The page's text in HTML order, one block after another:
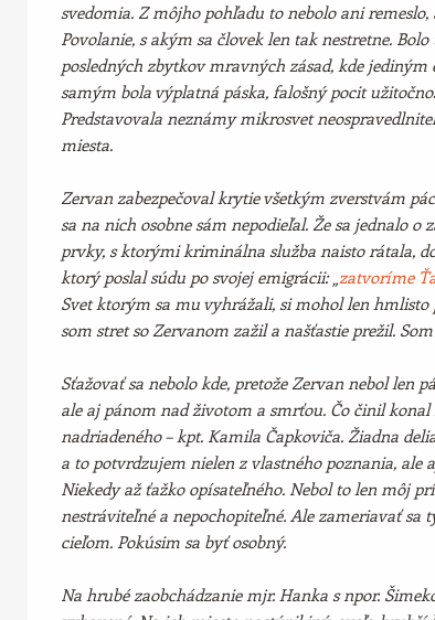
svedomia. Z môjho pohľadu to nebolo ani
Povolanie, s akým sa človek len tak nestretne.
posledných zbytkov mravných zásad, kde jediným
samým bola výplatná páska, falošný pocit
Predstavovala neznámy mikrosvet
miesta.
Zervan zabezpečoval krytie všetkým zverstvám
sa na nich osobne sám nepodieľal. Že sa jednalo o
prvky, s ktorými kriminálna služba naisto rátala,
ktorý poslal súdu po svojej emigrácii: „zatvoríme
Svet ktorým sa mu vyhrážali, si mohol len hmlisto
som stret so Zervanom zažil a našťastie prežil.
Sťažovať sa nebolo kde, pretože Zervan nebol len
ale aj pánom nad životom a smrťou. Čo činil
nadriadeného – kpt. Kamila Čapkoviča. Žiadna
a to potvrdzujem nielen z vlastného poznania, ale
Niekedy až ťažko opísateľného. Nebol to len môj
nestráviteľné a nepochopiteľné. Ale zameriavať
cieľom. Pokúsim sa byť osobný.
Na hrubé zaobchádzanie mjr. Hanka s npor.